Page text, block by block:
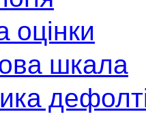
оцінки
шкала